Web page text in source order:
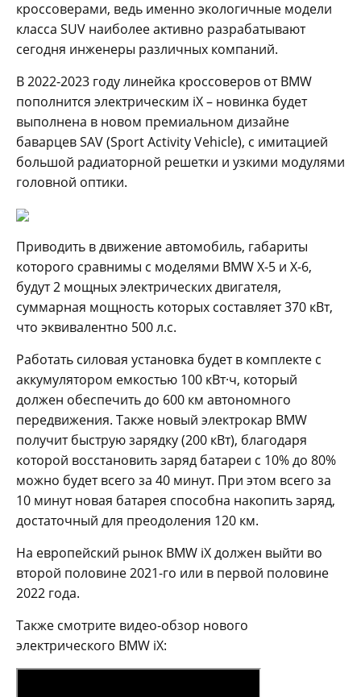
кроссоверами, ведь именно экологичные модели
класса SUV наиболее активно разрабатывают
сегодня инженеры различных компаний.
В 2022-2023 году линейка кроссоверов от BMW
пополнится электрическим iX – новинка будет
выполнена в новом премиальном дизайне
баварцев SAV (Sport Activity Vehicle), с имитацией
большой радиаторной решетки и узкими модулями
головной оптики.
Приводить в движение автомобиль, габариты
которого сравнимы с моделями BMW X-5 и X-6,
будут 2 мощных электрических двигателя,
суммарная мощность которых составляет 370 кВт,
что эквивалентно 500 л.с.
Работать силовая установка будет в комплекте с
аккумулятором емкостью 100 кВт·ч, который
должен обеспечить до 600 км автономного
передвижения. Также новый электрокар BMW
получит быструю зарядку (200 кВт), благодаря
которой восстановить заряд батареи с 10% до 80%
можно будет всего за 40 минут. При этом всего за
10 минут новая батарея способна накопить заряд,
достаточный для преодоления 120 км.
На европейский рынок BMW iX должен выйти во
второй половине 2021-го или в первой половине
2022 года.
Также смотрите видео-обзор нового
электрического BMW iX: